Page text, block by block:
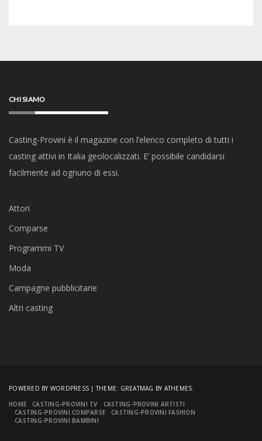
CHI SIAMO
Casting-Provini è il magazine con l’elenco completo di tutti i
casting attivi in Italia geolocalizzati. E’ possibile candidarsi
facilmente ad ognuno di essi.
Attori
Comparse
Programmi TV
Moda
Campagne pubblicitarie
Altri casting
POWERED BY WORDPRESS |THEME: GREATMAG BY ATHEMES.
HOME
CASTING-PROVINI TV
CASTING-PROVINI ARTISTI
CASTING-PROVINI COMPARSE
CASTING-PROVINI FASHION
CASTING-PROVINI BAMBINI